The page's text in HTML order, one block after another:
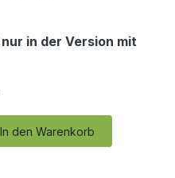
in der Version mit
In den Warenkorb